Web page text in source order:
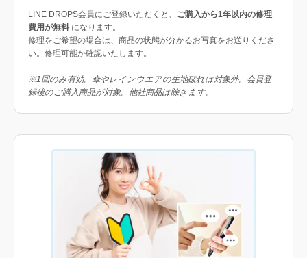
LINE DROPS会員にご登録いただくと、 ご購入から1年以内の修理
費用が無料 になります。
修理をご希望の場合は、商品の状態が分かるお写真をお送りくださ
い。修理可能か確認いたします。
※1回のみ有効。傘やレインウエアの生地破れは対象外。会員登
録後のご購入商品が対象。他社商品は除きます。